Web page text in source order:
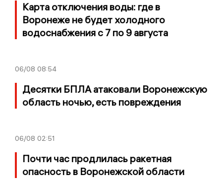
Карта отключения воды: где в
Воронеже не будет холодного
водоснабжения с 7 по 9 августа
06/08 08:54
Десятки БПЛА атаковали Воронежскую
область ночью, есть повреждения
06/08 02:51
Почти час продлилась ракетная
опасность в Воронежской области